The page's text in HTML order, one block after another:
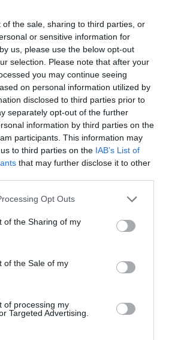
of the sale, sharing to third parties, or
or sensitive information for
us, please use the below opt-out
selection. Please note that after your
you may continue seeing
on personal information utilized by
disclosed to third parties prior to
separately opt-out of the further
information by third parties on the
participants. This information may
to third parties on the IAB’s List of
that may further disclose it to other
Opt Outs
of the Sharing of my
of the Sale of my
of processing my
Targeted Advertising.
Twitter